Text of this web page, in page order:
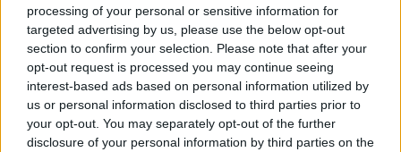
processing of your personal or sensitive information for
targeted advertising by us, please use the below opt-out
section to confirm your selection. Please note that after your
opt-out request is processed you may continue seeing
interest-based ads based on personal information utilized by
us or personal information disclosed to third parties prior to
your opt-out. You may separately opt-out of the further
disclosure of your personal information by third parties on the
Portfolio
2020. március 20. 19:09
A kormány arról döntött, hogy a Miskolci Egyetem
versenyképesebb struktúrában működik tovább.
Palkovics László innovációs és technológiai miniszter,